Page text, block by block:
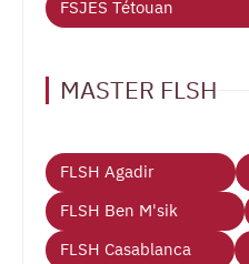
FSJES Tétouan
MASTER FLSH
FLSH Agadir
FLSH Ben M'sik
FLSH Casablanca